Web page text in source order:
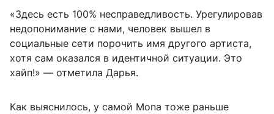
«Здесь есть 100% несправедливость. Урегулировав
недопонимание с нами, человек вышел в
социальные сети порочить имя другого артиста,
хотя сам оказался в идентичной ситуации. Это
хайп!» — отметила Дарья.
Как выяснилось, у самой Mona тоже раньше